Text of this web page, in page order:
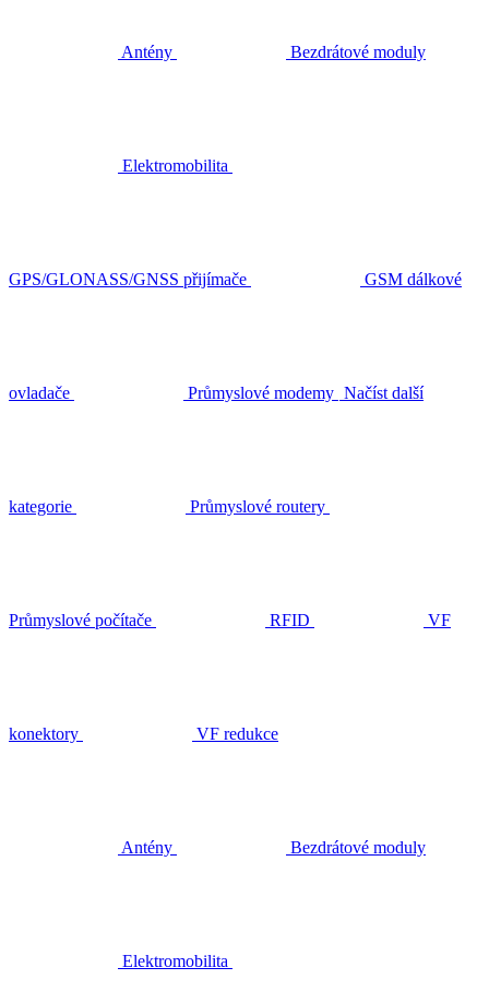
Antény Bezdrátové moduly
Elektromobilita
GPS/GLONASS/GNSS přijímače GSM dálkové
ovladače Průmyslové modemy Načíst další
kategorie Průmyslové routery
Průmyslové počítače RFID VF
konektory VF redukce
Antény Bezdrátové moduly
Elektromobilita